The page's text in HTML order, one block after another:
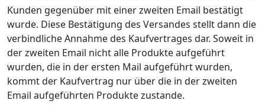
Kunden gegenüber mit einer zweiten Email bestätigt
wurde. Diese Bestätigung des Versandes stellt dann die
verbindliche Annahme des Kaufvertrages dar. Soweit in
der zweiten Email nicht alle Produkte aufgeführt
wurden, die in der ersten Mail aufgeführt wurden,
kommt der Kaufvertrag nur über die in der zweiten
Email aufgeführten Produkte zustande.